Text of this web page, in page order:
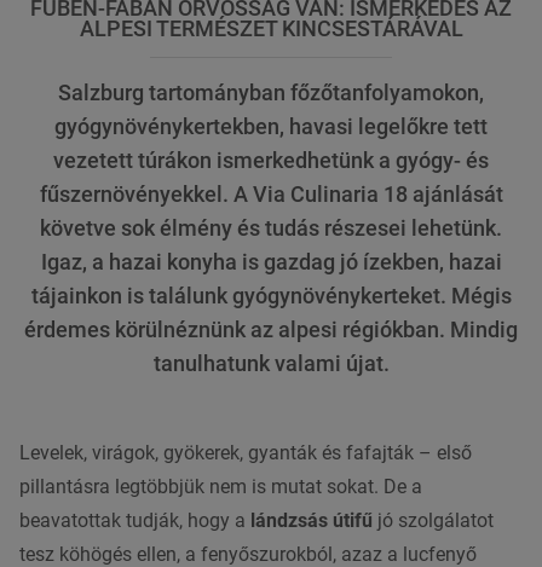
FŰBEN-FÁBAN ORVOSSÁG VAN: ISMERKEDÉS AZ
ALPESI TERMÉSZET KINCSESTÁRÁVAL
Salzburg tartományban főzőtanfolyamokon,
gyógynövénykertekben, havasi legelőkre tett
vezetett túrákon ismerkedhetünk a gyógy- és
fűszernövényekkel. A Via Culinaria 18 ajánlását
követve sok élmény és tudás részesei lehetünk.
Igaz, a hazai konyha is gazdag jó ízekben, hazai
tájainkon is találunk gyógynövénykerteket. Mégis
érdemes körülnéznünk az alpesi régiókban. Mindig
tanulhatunk valami újat.
Levelek, virágok, gyökerek, gyanták és fafajták – első
pillantásra legtöbbjük nem is mutat sokat. De a
beavatottak tudják, hogy a lándzsás útifű jó szolgálatot
tesz köhögés ellen, a fenyőszurokból, azaz a lucfenyő